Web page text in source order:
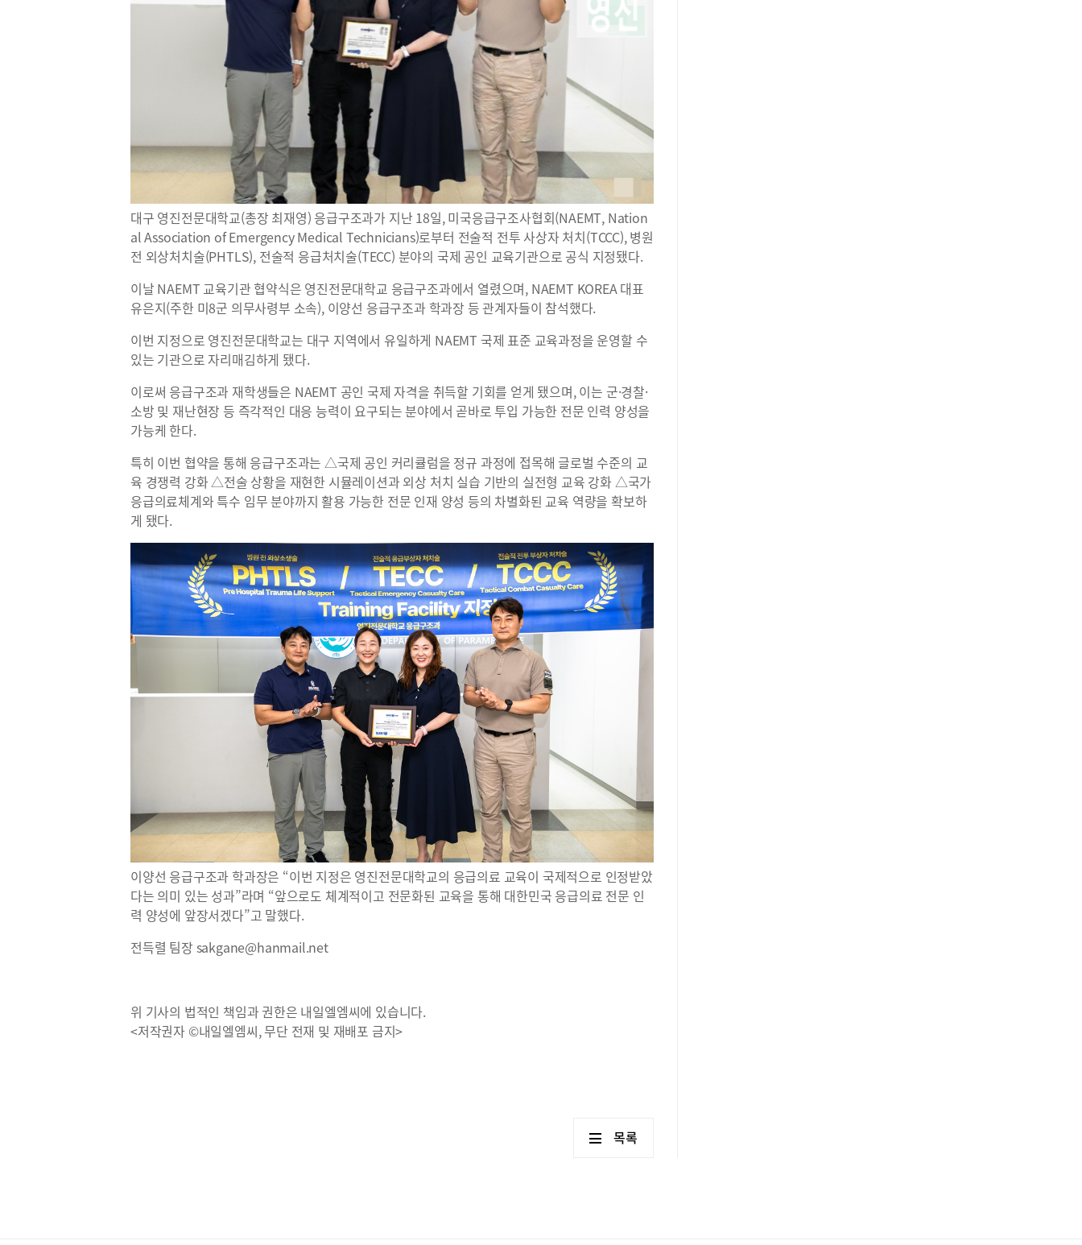
대구 영진전문대학교(총장 최재영) 응급구조과가 지난 18일, 미국응급구조사협회(NAEMT, Nation
al Association of Emergency Medical Technicians)로부터 전술적 전투 사상자 처치(TCCC), 병원
전 외상처치술(PHTLS), 전술적 응급처치술(TECC) 분야의 국제 공인 교육기관으로 공식 지정됐다.
이날 NAEMT 교육기관 협약식은 영진전문대학교 응급구조과에서 열렸으며, NAEMT KOREA 대표
유은지(주한 미8군 의무사령부 소속), 이양선 응급구조과 학과장 등 관계자들이 참석했다.
이번 지정으로 영진전문대학교는 대구 지역에서 유일하게 NAEMT 국제 표준 교육과정을 운영할 수
있는 기관으로 자리매김하게 됐다.
이로써 응급구조과 재학생들은 NAEMT 공인 국제 자격을 취득할 기회를 얻게 됐으며, 이는 군·경찰·
소방 및 재난현장 등 즉각적인 대응 능력이 요구되는 분야에서 곧바로 투입 가능한 전문 인력 양성을
가능케 한다.
특히 이번 협약을 통해 응급구조과는 △국제 공인 커리큘럼을 정규 과정에 접목해 글로벌 수준의 교
육 경쟁력 강화 △전술 상황을 재현한 시뮬레이션과 외상 처치 실습 기반의 실전형 교육 강화 △국가
응급의료체계와 특수 임무 분야까지 활용 가능한 전문 인재 양성 등의 차별화된 교육 역량을 확보하
게 됐다.
이양선 응급구조과 학과장은 “이번 지정은 영진전문대학교의 응급의료 교육이 국제적으로 인정받았
다는 의미 있는 성과”라며 “앞으로도 체계적이고 전문화된 교육을 통해 대한민국 응급의료 전문 인
력 양성에 앞장서겠다”고 말했다.
전득렬 팀장 sakgane@hanmail.net
위 기사의 법적인 책임과 권한은 내일엘엠씨에 있습니다.
<저작권자 ©내일엘엠씨, 무단 전재 및 재배포 금지>
목록